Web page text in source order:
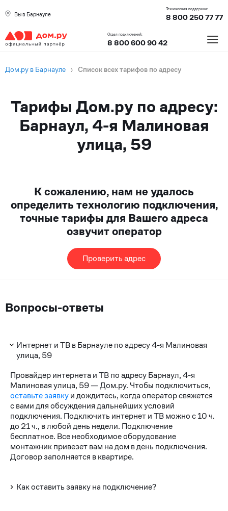
Вы в Барнауле
Техническая поддержка:
8 800 250 77 77
Отдел подключений:
8 800 600 90 42 ≡
Дом.ру в Барнауле › Список всех тарифов по адресу
Тарифы Дом.ру по адресу:
Барнаул, 4-я Малиновая
улица, 59
К сожалению, нам не удалось
определить технологию подключения,
точные тарифы для Вашего адреса
озвучит оператор
Проверить адрес
Вопросы-ответы
Интернет и ТВ в Барнауле по адресу 4-я Малиновая
улица, 59
Провайдер интернета и ТВ по адресу Барнаул, 4-я
Малиновая улица, 59 — Дом.ру. Чтобы подключиться,
оставьте заявкуи дождитесь, когда оператор свяжется
с вами для обсуждения дальнейших условий
подключения. Подключить интернет и ТВ можно с 10 ч.
до 21 ч., в любой день недели. Подключение
бесплатное. Все необходимое оборудование
монтажник привезет вам на дом в день подключения.
Договор заполняется в квартире.
Как оставить заявку на подключение?